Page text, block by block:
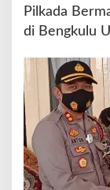
Pilkada
di Bengkulu